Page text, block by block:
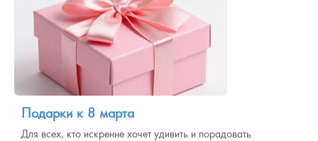
Подарки к 8 марта
Для всех, кто искренне хочет удивить и порадовать